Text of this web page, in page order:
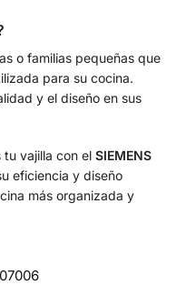
o familias pequeñas que
para su cocina.
y el diseño en sus
tu vajilla con el SIEMENS
eficiencia y diseño
más organizada y